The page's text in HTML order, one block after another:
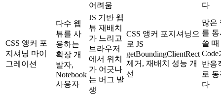
어려움
다
CSS 앵커 포
지셔닝 마이
그레이션
다수 웹
뷰를 사
용하는
확장 개
발자,
Notebook
사용자
JS 기반 웹
뷰 재배치
가 느리고
브라우저
에서 위치
가 어긋나
는 버그 발
생
CSS 앵커 포지셔닝으
로 JS
getBoundingClientRect
제거, 재배치 성능 개
선
많은
를
쓸
반응
로
다